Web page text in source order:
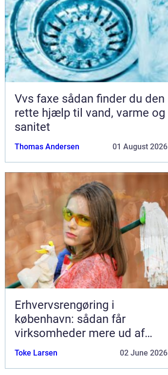
Vvs faxe sådan finder du den
rette hjælp til vand, varme og
sanitet
Thomas Andersen 01 August 2026
Erhvervsrengøring i
københavn: sådan får
virksomheder mere ud af
hverdagen
Toke Larsen 02 June 2026